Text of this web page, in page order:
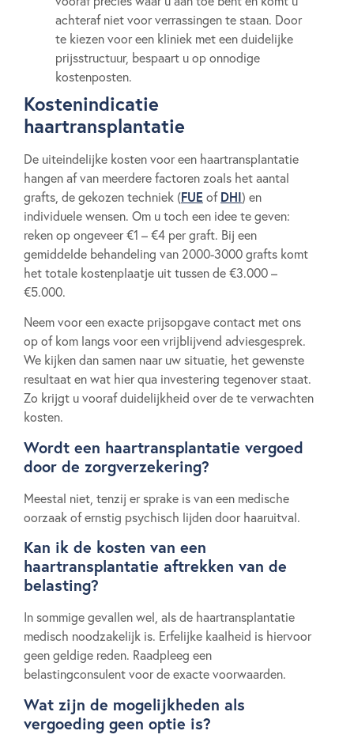
achteraf niet voor verrassingen te staan. Door
te kiezen voor een kliniek met een duidelijke
prijsstructuur, bespaart u op onnodige
kostenposten.
Kostenindicatie
haartransplantatie
De uiteindelijke kosten voor een haartransplantatie
hangen af van meerdere factoren zoals het aantal
grafts, de gekozen techniek (FUE of DHI) en
individuele wensen. Om u toch een idee te geven:
reken op ongeveer €1 – €4 per graft. Bij een
gemiddelde behandeling van 2000-3000 grafts komt
het totale kostenplaatje uit tussen de €3.000 –
€5.000.
Neem voor een exacte prijsopgave contact met ons
op of kom langs voor een vrijblijvend adviesgesprek.
We kijken dan samen naar uw situatie, het gewenste
resultaat en wat hier qua investering tegenover staat.
Zo krijgt u vooraf duidelijkheid over de te verwachten
kosten.
Wordt een haartransplantatie vergoed
door de zorgverzekering?
Meestal niet, tenzij er sprake is van een medische
oorzaak of ernstig psychisch lijden door haaruitval.
Kan ik de kosten van een
haartransplantatie aftrekken van de
belasting?
In sommige gevallen wel, als de haartransplantatie
medisch noodzakelijk is. Erfelijke kaalheid is hiervoor
geen geldige reden. Raadpleeg een
belastingconsulent voor de exacte voorwaarden.
Wat zijn de mogelijkheden als
vergoeding geen optie is?